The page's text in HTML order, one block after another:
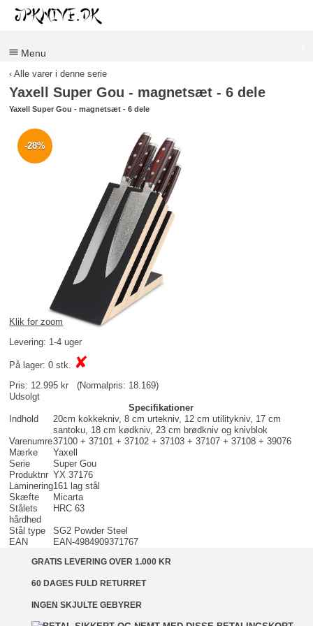
Menu
‹ Alle varer i denne serie
Yaxell Super Gou - magnetsæt - 6 dele
Yaxell Super Gou - magnetsæt - 6 dele
-28%
Klik for zoom
Levering: 1-4 uger
På lager: 0 stk. ✘
Pris: 12.995 kr
(Normalpris: 18.169)
Udsolgt
Specifikationer
Indhold
20cm kokkekniv, 8 cm urtekniv, 12 cm utilitykniv, 17 cm
santoku, 18 cm kødkniv, 23 cm brødkniv og knivblok
Varenumre37100 + 37101 + 37102 + 37103 + 37107 + 37108 + 39076
Mærke
Yaxell
Serie
Super Gou
Produktnr YX 37176
Laminering161 lag stål
Skæfte
Micarta
Stålets
hårdhed
HRC 63
Stål type
SG2 Powder Steel
EAN
EAN-4984909371767
GRATIS LEVERING OVER 1.000 KR
60 DAGES FULD RETURRET
INGEN SKJULTE GEBYRER